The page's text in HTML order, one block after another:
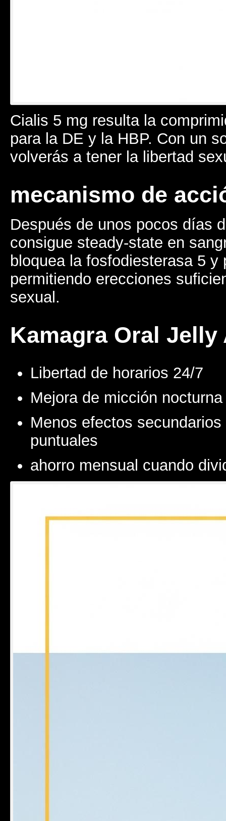
Cialis 5 mg resulta la
para la DE y la HBP. Con un
volverás a tener la libertad
mecanismo de
Después de unos pocos días
consigue steady-state en
bloquea la fosfodiesterasa 5
permitiendo erecciones
sexual.
Kamagra Oral Jelly
Libertad de horarios 24/7
Mejora de micción
Menos efectos
puntuales
ahorro mensual cuando